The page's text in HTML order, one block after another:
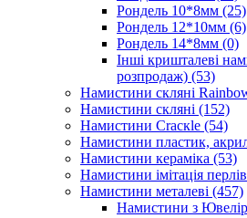
Рондель 10*8мм (25)
Рондель 12*10мм (6)
Рондель 14*8мм (0)
Інші кришталеві
розпродаж) (53)
Намистини скляні
Намистини скляні (152)
Намистини Cracкle (54)
Намистини пластик,
Намистини кераміка (53)
Намистини імітація перлів
Намистини металеві (457)
Намистини з